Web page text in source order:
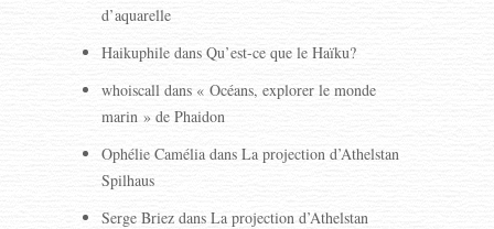
d’aquarelle
Haikuphile dansQu’est-ce que le Haïku?
whoiscall dans « Océans, explorer le monde
marin » de Phaidon
Ophélie Camélia dansLa projection d’Athelstan
Spilhaus
Serge Briez dansLa projection d’Athelstan